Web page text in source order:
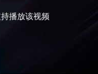
播放该视频